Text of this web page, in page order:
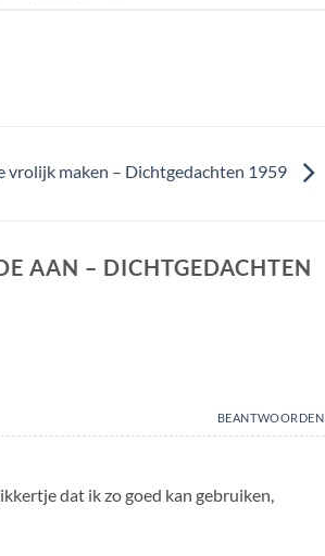
vrolijk maken – Dichtgedachten 1959
AAN – DICHTGEDACHTEN
BEANTWOORDEN
dat ik zo goed kan gebruiken,